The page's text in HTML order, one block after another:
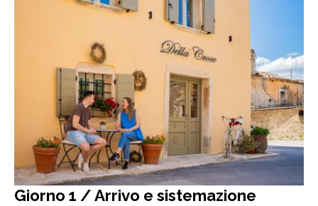
Giorno 1 / Arrivo e sistemazione